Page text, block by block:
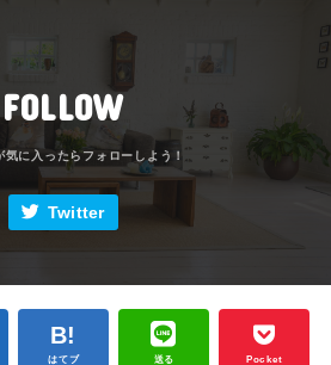
FOLLOW
Twitter
はてブ 送る Pocket